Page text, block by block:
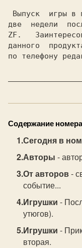
две  недели
ZF.
данного
по телефону
Содержание
Сегодня в
Авторы -
От авторов-
событие...
Игрушки -
утюгов).
Игрушки -
вторая.